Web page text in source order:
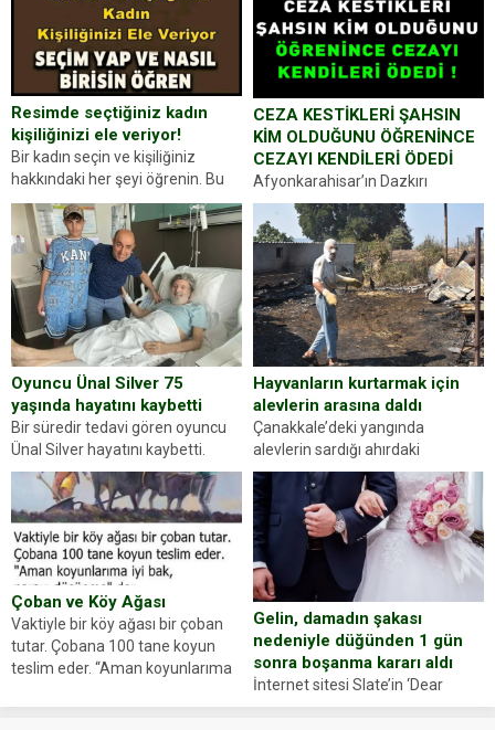
Resimde seçtiğiniz kadın
kişiliğinizi ele veriyor!
Bir kadın seçin ve kişiliğiniz
hakkındaki her şeyi öğrenin. Bu
kez karşınıza oldukça farklı bir
kişilik testiyle çıkıyoruz. Resimde
gördüğünüz kadın figürlerinden
dikkatinizi en...
CEZA KESTİKLERİ ŞAHSIN
KİM OLDUĞUNU ÖĞRENİNCE
CEZAYI KENDİLERİ ÖDEDİ
Afyonkarahisar’ın Dazkırı
ilçesinde trafik uygulaması
yapan jandarma ekipleri
durdurdukları bir otomobilin
sürücüsünden ehliyet ve ruhsat
sorup belgelerini istedi. Sürücü
Abdurrahman Ö.nün verdiği
evraklarda eksik olduğunu...
Oyuncu Ünal Silver 75
yaşında hayatını kaybetti
Bir süredir tedavi gören oyuncu
Ünal Silver hayatını kaybetti.
Haberi, oyuncunun menajerlik
ajansı duyurdu. Renda Güner,
sosyal medya hesabında “Usta
Oyuncumuz ve çok değerli
dostumuz...
Hayvanların kurtarmak için
alevlerin arasına daldı
Çanakkale’deki yangında
alevlerin sardığı ahırdaki
hayvanlarını kurtarmak isteyen
Zeki Demir (66) ölümden döndü.
Yüzünde ve ellerinde yanıklar
oluşan Demir, kâbus dolu anları
anlattı… Merkeze bağlı...
Çoban ve Köy Ağası
Vaktiyle bir köy ağası bir çoban
tutar. Çobana 100 tane koyun
teslim eder. “Aman koyunlarıma
Çoban koyunları alır gider. Aylar...
Gelin, damadın şakası
nedeniyle düğünden 1 gün
sonra boşanma kararı aldı
İnternet sitesi Slate’in ‘Dear
Prudence’ isimli tavsiye köşesine